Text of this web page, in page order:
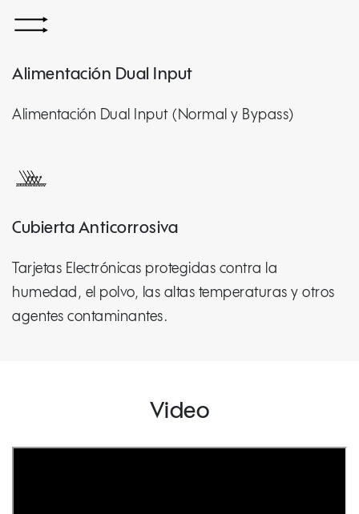
Alimentación Dual Input
Alimentación Dual Input (Normal y Bypass)
Cubierta Anticorrosiva
Tarjetas Electrónicas protegidas contra la
humedad, el polvo, las altas temperaturas y otros
agentes contaminantes.
Video